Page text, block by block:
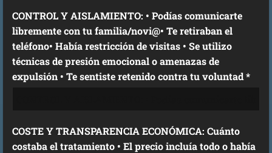
CONTROL Y AISLAMIENTO: • Podías comunicarte
libremente con tu familia/novi@• Te retiraban el
teléfono• Había restricción de visitas • Se utilizo
técnicas de presión emocional o amenazas de
expulsión • Te sentiste retenido contra tu voluntad *
COSTE Y TRANSPARENCIA ECONÓMICA: Cuánto
costaba el tratamiento • El precio incluía todo o había